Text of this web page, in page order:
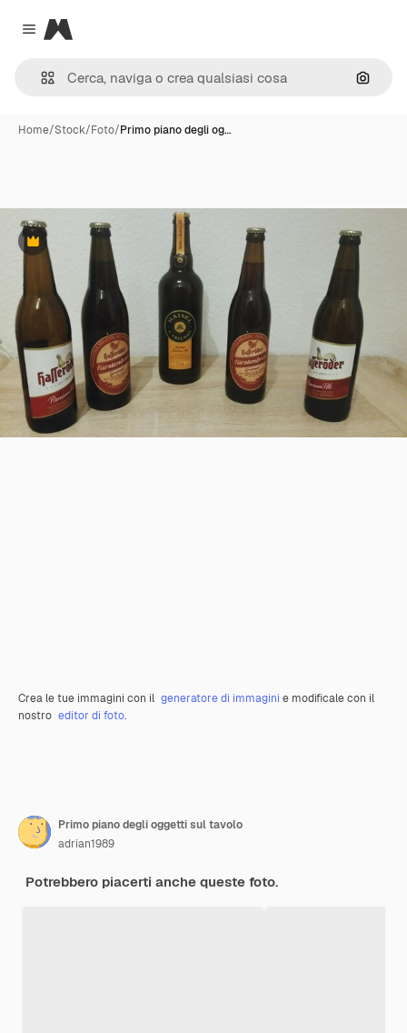
Close menu
Magnific
Cerca
Home/Stock/Foto/Primo piano degli og…
Premium
Crea le tue immagini con il generatore di immagini e modificale con il
nostro editor di foto.
Primo piano degli oggetti sul tavolo
adrian1989
Potrebbero piacerti anche queste foto.